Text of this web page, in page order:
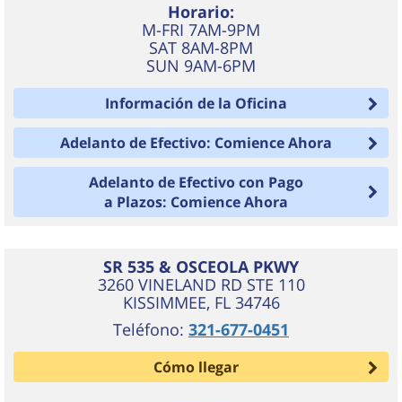
Horario:
M-FRI 7AM-9PM
SAT 8AM-8PM
SUN 9AM-6PM
Información de la Oficina
Adelanto de Efectivo: Comience Ahora
Adelanto de Efectivo con Pago
a Plazos: Comience Ahora
SR 535 & OSCEOLA PKWY
3260 VINELAND RD STE 110
KISSIMMEE, FL 34746
Teléfono: 321-677-0451
Cómo llegar